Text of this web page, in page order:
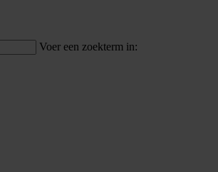
Voer een zoekterm in: